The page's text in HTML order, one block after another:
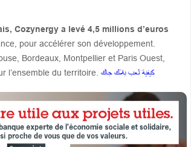
Cozynergy a levé 4,5 millions d’euros
pour accélérer son développement.
Bordeaux, Montpellier et Paris Ouest,
l’ensemble du territoire. كيفية لعب بلاك جاك